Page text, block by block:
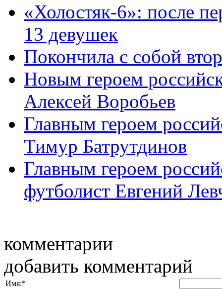
«Холостяк-6»: после
13 девушек
Покончила с собой
Новым героем
Алексей Воробьев
Главным героем
Тимур Батрутдинов
Главным героем
футболист Евгений
комментарии
добавить комментарий
Имя:*